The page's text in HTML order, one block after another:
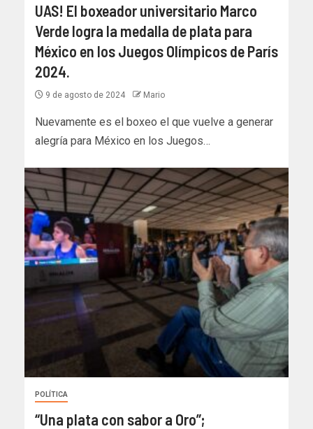
UAS! El boxeador universitario Marco
Verde logra la medalla de plata para
México en los Juegos Olímpicos de París
2024.
9 de agosto de 2024 Mario
Nuevamente es el boxeo el que vuelve a generar
alegría para México en los Juegos…
POLÍTICA
“Una plata con sabor a Oro”;